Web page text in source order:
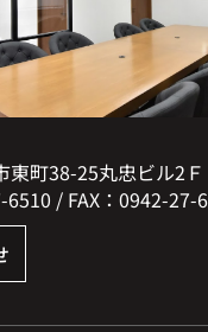
東町38-25丸忠ビル2Ｆ
6510 / FAX：0942-27-